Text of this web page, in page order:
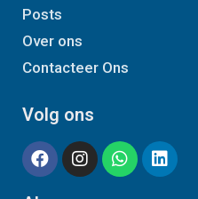
Posts
Over ons
Contacteer Ons
Volg ons